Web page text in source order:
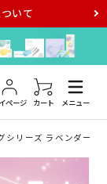
いて
ページ カート メニュー
ネ
シリーズ ラベンダーヌ